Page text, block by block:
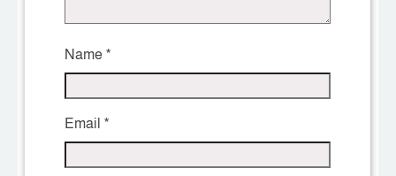
Name*
Email *